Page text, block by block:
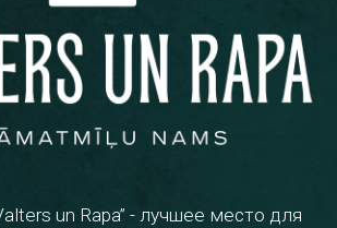
un Rapa” - лучшее место для